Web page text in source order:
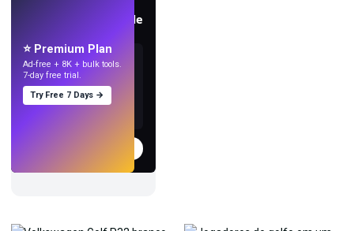
Crie papéis de parede
Experimentar
⭐ Premium Plan
Ad-free + 8K + bulk tools.
7-day free trial.
Try Free 7 Days →